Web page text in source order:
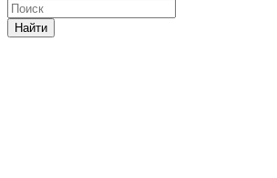
Найти